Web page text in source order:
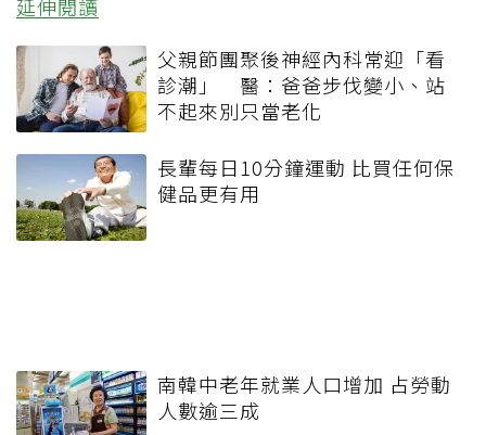
延伸閱讀
父親節團聚後神經內科常迎「看
診潮」 醫：爸爸步伐變小、站
不起來別只當老化
長輩每日10分鐘運動 比買任何保
健品更有用
南韓中老年就業人口增加 占勞動
人數逾三成